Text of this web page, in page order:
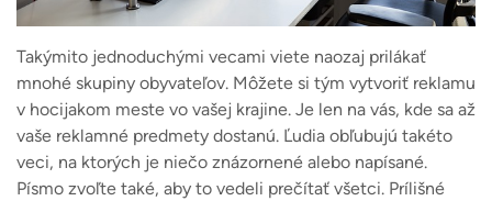
Takýmito jednoduchými vecami viete naozaj prilákať
mnohé skupiny obyvateľov. Môžete si tým vytvoriť reklamu
v hocijakom meste vo vašej krajine. Je len na vás, kde sa až
vaše reklamné predmety dostanú. Ľudia obľubujú takéto
veci, na ktorých je niečo znázornené alebo napísané.
Písmo zvoľte také, aby to vedeli prečítať všetci. Prílišné